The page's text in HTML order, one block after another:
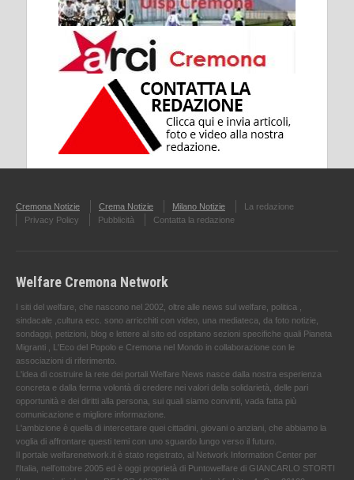
Cremona Notizie Crema Notizie Milano Notizie
La redazione
Privacy Policy
Pubblicità Contatta la redazione
Welfare Cremona Network
I siti del welfare, che nascono nel 2002, oltre alle news sul welfare, politica ,
sindacale ,cultura ecc. sono arricchiti con video, una mediateca, da foto notizie,
sondaggi, petizioni, blog e lettere al sito ed ospitano sezioni specifiche quali Pianeta
Migranti , L'Eco del Popolo e Cremona nel Mondo in collaborazione con le
associazioni di riferimento.
L'idea di costruire la rete dei portali Welfare News nasce dalla nostra esperienza
concreta e dalla ferma volontà di credere nei valori della solidarietà, delle pari
opportunità e dei diritti alla persona, sui quali siamo convinti, vada fatta più
comunicazione e migliore informazione.
L'ambizione è quella di intercettare quei cittadini, giovani o anziani, che abbiamo la
voglia di affrontare questi temi con uno sguardo lungo verso il futuro.
Il portale welfarenetwork.it è stato registrato, al Network Information Center per
l'Italia, nell’ottobre 2005 ed è oggi proprietà di Puntowelfare di GIANCARLO STORTI